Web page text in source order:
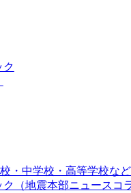
ク
・中学校・高等学校な
（地震本部ニュースコ